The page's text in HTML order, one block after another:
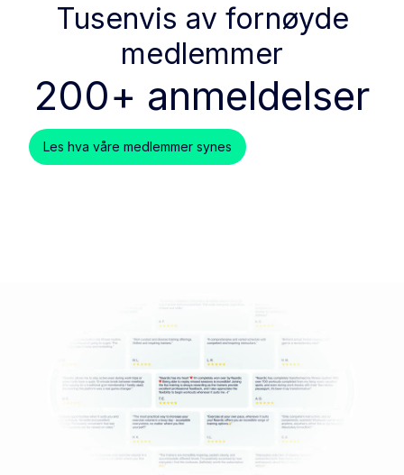
Tusenvis av fornøyde
medlemmer
200+ anmeldelser
Les hva våre medlemmer synes